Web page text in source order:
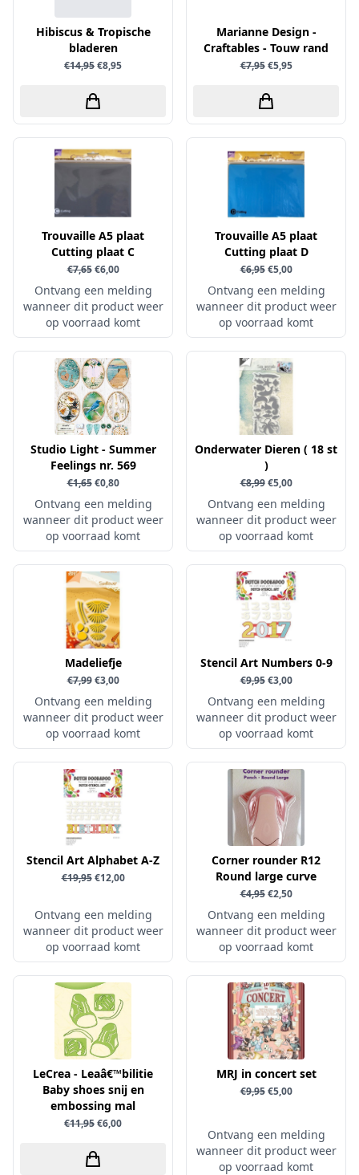
Little Birdie
Maja Design
Marianne Design
Marij Rahder
Memento
Mintay
Nuvo
Overige
Paper Boutique
Paper Favourites
Paperfuel
Papers for You
Piatek13
Precious Marieke
Prills
Pronty
Ranger
Rayher
Scrap-Boys
ScrapAndMe
Sizzix
Sparkles
Spectrum Noir
Spellbinders
Sprinkletz
Stamperia
Starform
Steadler
Stitch & Do
Studio Light
The Paper Boutique
Tombow
Vaessen Creative
van Gogh
Versa Magic Dew Drop
Versafine
Verschillende
WeR Memory
Whimsy Stamps
Hibiscus & Tropische
bladeren
€14,95€8,95
Marianne Design -
Craftables - Touw rand
€7,95€5,95
Trouvaille A5 plaat
Cutting plaat C
€7,65€6,00
Ontvang een melding
wanneer dit product weer
op voorraad komt
Trouvaille A5 plaat
Cutting plaat D
€6,95€5,00
Ontvang een melding
wanneer dit product weer
op voorraad komt
Studio Light - Summer
Feelings nr. 569
€1,65€0,80
Ontvang een melding
wanneer dit product weer
op voorraad komt
Onderwater Dieren ( 18 st
)
€8,99€5,00
Ontvang een melding
wanneer dit product weer
op voorraad komt
Madeliefje
€7,99€3,00
Ontvang een melding
wanneer dit product weer
op voorraad komt
Stencil Art Numbers 0-9
€9,95€3,00
Ontvang een melding
wanneer dit product weer
op voorraad komt
Stencil Art Alphabet A-Z
€19,95€12,00
Ontvang een melding
wanneer dit product weer
op voorraad komt
Corner rounder R12
Round large curve
€4,95€2,50
Ontvang een melding
wanneer dit product weer
op voorraad komt
LeCrea - Leaâ€™bilitie
Baby shoes snij en
embossing mal
€11,95€6,00
MRJ in concert set
€9,95€5,00
Ontvang een melding
wanneer dit product weer
op voorraad komt